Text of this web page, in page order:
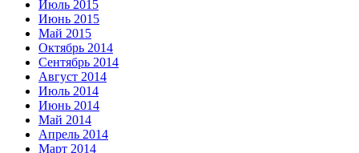
Июль 2015
Июнь 2015
Май 2015
Октябрь 2014
Сентябрь 2014
Август 2014
Июль 2014
Июнь 2014
Май 2014
Апрель 2014
Март 2014